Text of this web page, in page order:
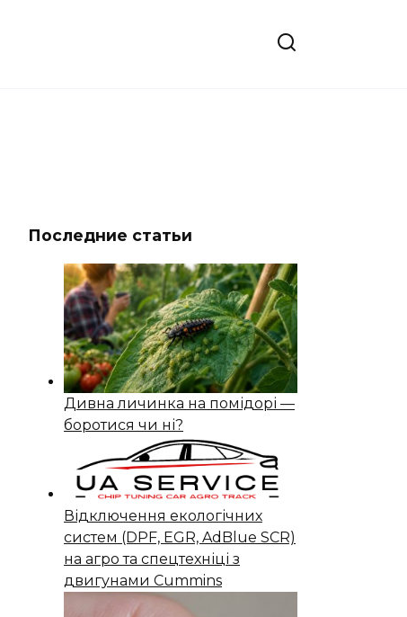
Последние статьи
Дивна личинка на помідорі —
боротися чи ні?
Відключення екологічних
систем (DPF, EGR, AdBlue SCR)
на агро та спецтехніці з
двигунами Cummins